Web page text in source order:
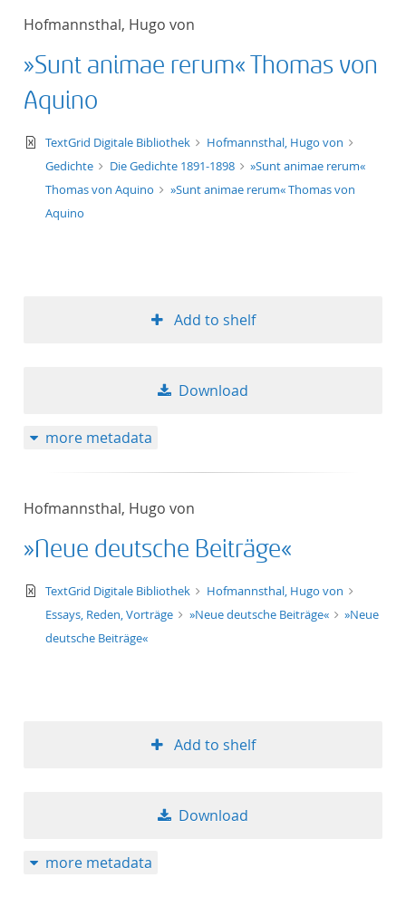
Hofmannsthal, Hugo von
»Sunt animae rerum« Thomas von
Aquino
text/xml
TextGrid Digitale Bibliothek
Hofmannsthal, Hugo von
Gedichte
Die Gedichte 1891-1898
»Sunt animae rerum«
Thomas von Aquino
»Sunt animae rerum« Thomas von
Aquino
Add to shelf
Download
more metadata
Hofmannsthal, Hugo von
»Neue deutsche Beiträge«
text/xml
TextGrid Digitale Bibliothek
Hofmannsthal, Hugo von
Essays, Reden, Vorträge
»Neue deutsche Beiträge«
»Neue
deutsche Beiträge«
Add to shelf
Download
more metadata